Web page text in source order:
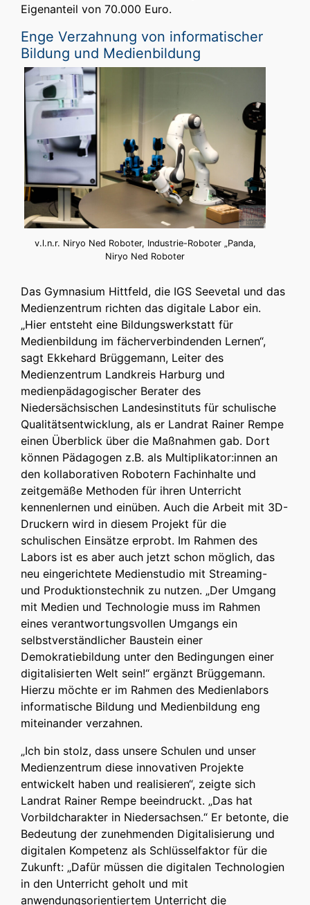
Eigenanteil von 70.000 Euro.
Enge Verzahnung von informatischer
Bildung und Medienbildung
v.l.n.r. Niryo Ned Roboter, Industrie-Roboter „Panda,
Niryo Ned Roboter
Das Gymnasium Hittfeld, die IGS Seevetal und das
Medienzentrum richten das digitale Labor ein.
„Hier entsteht eine Bildungswerkstatt für
Medienbildung im fächerverbindenden Lernen“,
sagt Ekkehard Brüggemann, Leiter des
Medienzentrum Landkreis Harburg und
medienpädagogischer Berater des
Niedersächsischen Landesinstituts für schulische
Qualitätsentwicklung, als er Landrat Rainer Rempe
einen Überblick über die Maßnahmen gab. Dort
können Pädagogen z.B. als Multiplikator:innen an
den kollaborativen Robotern Fachinhalte und
zeitgemäße Methoden für ihren Unterricht
kennenlernen und einüben. Auch die Arbeit mit 3D-
Druckern wird in diesem Projekt für die
schulischen Einsätze erprobt. Im Rahmen des
Labors ist es aber auch jetzt schon möglich, das
neu eingerichtete Medienstudio mit Streaming-
und Produktionstechnik zu nutzen. „Der Umgang
mit Medien und Technologie muss im Rahmen
eines verantwortungsvollen Umgangs ein
selbstverständlicher Baustein einer
Demokratiebildung unter den Bedingungen einer
digitalisierten Welt sein!“ ergänzt Brüggemann.
Hierzu möchte er im Rahmen des Medienlabors
informatische Bildung und Medienbildung eng
miteinander verzahnen.
„Ich bin stolz, dass unsere Schulen und unser
Medienzentrum diese innovativen Projekte
entwickelt haben und realisieren“, zeigte sich
Landrat Rainer Rempe beeindruckt. „Das hat
Vorbildcharakter in Niedersachsen.“ Er betonte, die
Bedeutung der zunehmenden Digitalisierung und
digitalen Kompetenz als Schlüsselfaktor für die
Zukunft: „Dafür müssen die digitalen Technologien
in den Unterricht geholt und mit
anwendungsorientiertem Unterricht die